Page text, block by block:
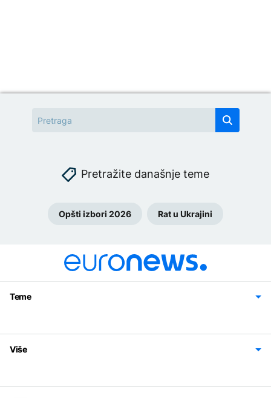
Pretražite današnje teme
Opšti izbori 2026 Rat u Ukrajini
Teme
Svijet
Sport
Magazin
Više
Politika privatnosti
Uslovi korišćenja